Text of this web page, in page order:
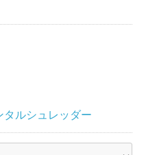
タルシュレッダー